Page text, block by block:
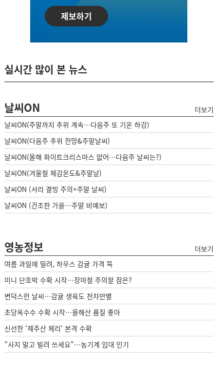
제보하기
실시간 많이 본 뉴스
날씨ON
더보기
날씨ON(주말까지 추위 계속…다음주 또 기온 하강)
날씨ON(다음주 추위 전망&주말날씨)
날씨ON(올해 화이트크리스마스 없어…다음주 날씨는?)
날씨ON(겨울철 체감온도&주말날)
날씨ON (서리 결빙 주의+주말 날씨)
날씨ON (건조한 가을…주말 비예보)
영농정보
더보기
여름 과일에 밀려, 하우스 감귤 가격 뚝
미니 단호박 수확 시작…장마철 주의할 점은?
변덕스런 날씨…감귤 생육도 천차만별
초당옥수수 수확 시작…올해산 품질 좋아
신선한 '제주산 체리' 본격 수확
"사지 말고 빌려 쓰세요"…농기계 임대 인기